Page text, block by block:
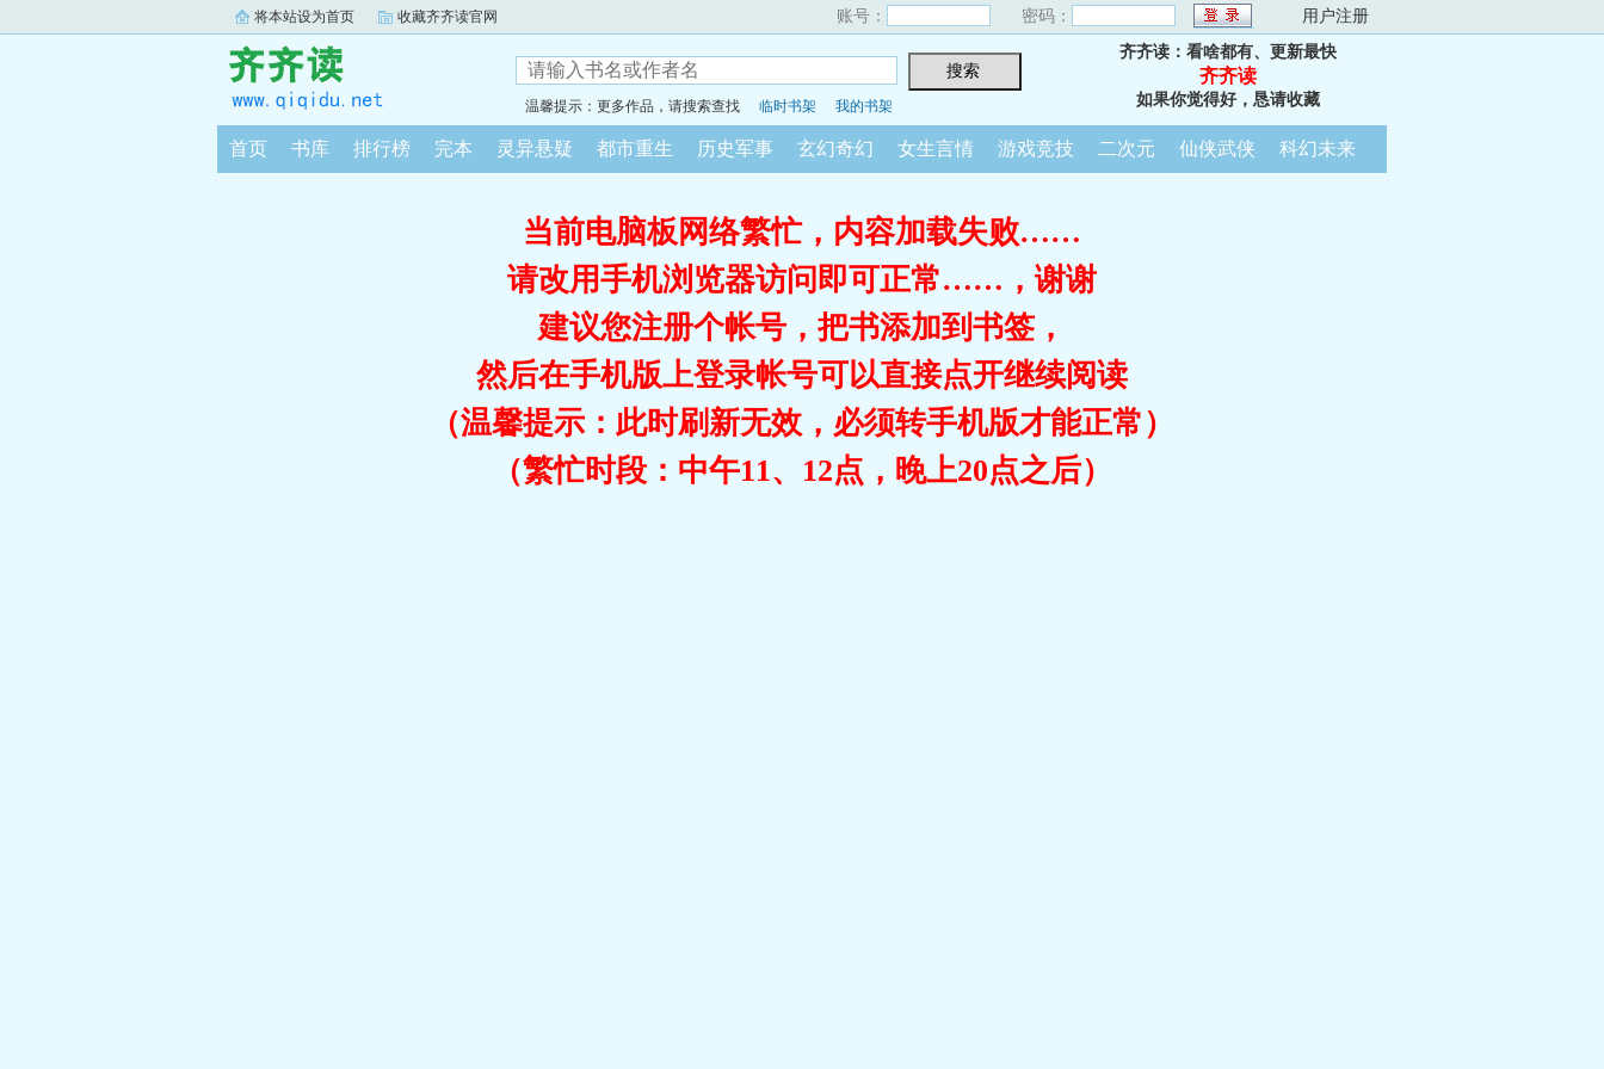
将本站设为首页 收藏齐齐读官网 账号： 密码： 用户注册
温馨提示：更多作品，请搜索查找 临时书架 我的书架
齐齐读：看啥都有、更新最快
齐齐读
如果你觉得好，恳请收藏
首页 书库 排行榜 完本 灵异悬疑 都市重生 历史军事 玄幻奇幻 女生言情 游戏竞技 二次元 仙侠武侠 科幻未来
当前电脑板网络繁忙，内容加载失败……
请改用手机浏览器访问即可正常……，谢谢
建议您注册个帐号，把书添加到书签，
然后在手机版上登录帐号可以直接点开继续阅读
（温馨提示：此时刷新无效，必须转手机版才能正常）
（繁忙时段：中午11、12点，晚上20点之后）